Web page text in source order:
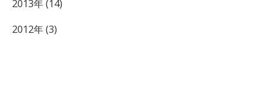
2013年 (14)
2012年 (3)